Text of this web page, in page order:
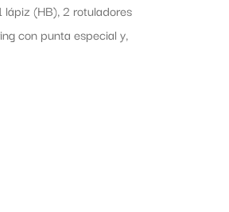
lápiz (HB), 2 rotuladores
con punta especial y,